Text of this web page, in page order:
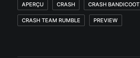
APERÇU CRASH CRASH BANDICOOT
CRASH TEAM RUMBLE PREVIEW